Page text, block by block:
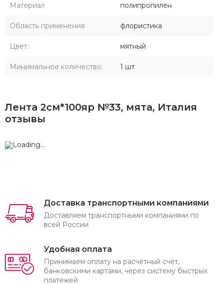
Материал полипропилен
Область применения флористика
Цвет: мятный
Минимальное количество: 1 шт
Лента 2см*100яр №33, мята, Италия
отзывы
Доставка транспортными компаниями
Доставляем транспортными компаниями по
всей России
Удобная оплата
Принимаем оплату на расчётный счёт,
банковскими картами, через систему быстрых
платежей